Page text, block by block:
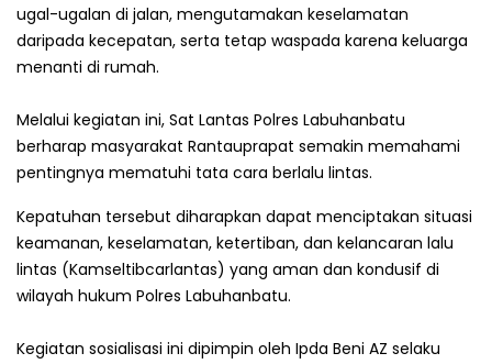
ugal-ugalan di jalan, mengutamakan keselamatan
daripada kecepatan, serta tetap waspada karena keluarga
menanti di rumah.
Melalui kegiatan ini, Sat Lantas Polres Labuhanbatu
berharap masyarakat Rantauprapat semakin memahami
pentingnya mematuhi tata cara berlalu lintas.
Kepatuhan tersebut diharapkan dapat menciptakan situasi
keamanan, keselamatan, ketertiban, dan kelancaran lalu
lintas (Kamseltibcarlantas) yang aman dan kondusif di
wilayah hukum Polres Labuhanbatu.
Kegiatan sosialisasi ini dipimpin oleh Ipda Beni AZ selaku